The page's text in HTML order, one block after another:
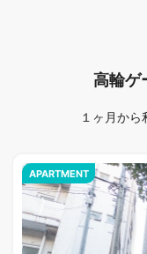
高輪ゲ
１ヶ月から
APARTMENT